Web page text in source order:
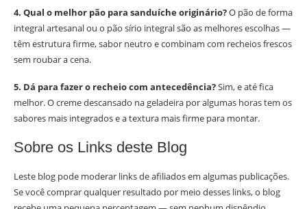
4. Qual o melhor pão para sanduíche originário?O pão de forma
integral artesanal ou o pão sírio integral são as melhores escolhas —
têm estrutura firme, sabor neutro e combinam com recheios frescos
sem roubar a cena.
5. Dá para fazer o recheio com antecedência?Sim, e até fica
melhor. O creme descansado na geladeira por algumas horas tem os
sabores mais integrados e a textura mais firme para montar.
Sobre os Links deste Blog
Leste blog pode moderar links de afiliados em algumas publicações.
Se você comprar qualquer resultado por meio desses links, o blog